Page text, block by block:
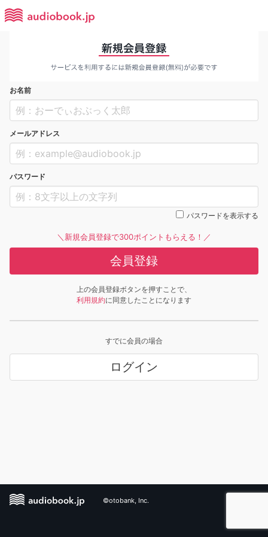
お名前
メールアドレス
パスワード
パスワードを表示する
＼新規会員登録で300ポイントもらえる！／
会員登録
上の会員登録ボタンを押すことで、
利用規約に同意したことになります
すでに会員の場合
ログイン
©otobank, Inc.